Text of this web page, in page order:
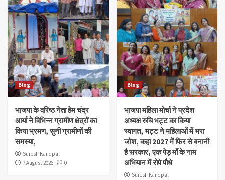
Blog
भाजपा के वरिष्ठ नेता हेम चंद्र
आर्या ने विभिन्न ग्रामीण क्षेत्रों का
किया भ्रमण, सुनी ग्रामीणों की
समस्या,
Suresh Kandpal
7 August 2026
0
Blog
भाजपा महिला मोर्चा ने प्रदेश
अध्यक्ष रुचि भट्ट का किया
स्वागत, भट्ट ने महिलाओं में भरा
जोश, कहा 2027 में फिर से बनानी
है सरकार, एक पेड़ माँ के नाम
अभियान में रोपे पौधे
Suresh Kandpal